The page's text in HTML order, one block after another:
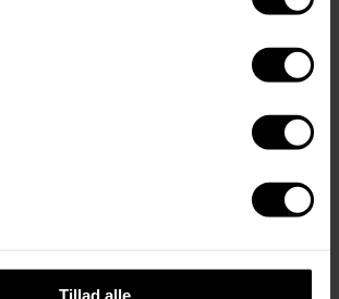
Tillad alle
nyheder
Se alle nyheder